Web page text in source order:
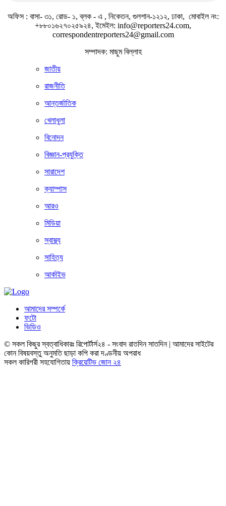
অফিস : বাসা- ৩১, রোড- ১, ব্লক - এ , নিকেতন, গুলশান-১২১২, ঢাকা, মোবাইল নং:
+৮৮০১৬২৭০২৫৯২৪, ইমেইল: info@reporters24.com,
correspondentreporters24@gmail.com
সম্পাদক: মাছুম বিল্লাহ
জাতীয়
রাজনীতি
আন্তর্জাতিক
খেলাধুলা
বিনোদন
বিজ্ঞান-প্রযুক্তি
সারাদেশ
ক্যাম্পাস
আরও
মিডিয়া
স্বাস্থ্য
সাহিত্য
আর্কাইভ
আমাদের সম্পর্কে
ফটো
ভিডিও
© সকল কিছুর স্বত্বাধিকারঃ রিপোর্টার্স২৪ - সংবাদ রাতদিন সাতদিন | আমাদের সাইটের
কোন বিষয়বস্তু অনুমতি ছাড়া কপি করা দণ্ডনীয় অপরাধ
সকল কারিগরী সহযোগিতায় ক্রিয়েটিভ জোন ২৪